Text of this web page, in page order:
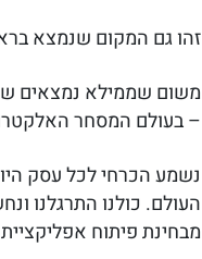
זהו גם המקום שנמצא
משום שממילא נמצאים שם
– בעולם המסחר
נשמע הכרחי לכל עסק
העולם. כולנו התרגלנו
מבחינת פיתוח